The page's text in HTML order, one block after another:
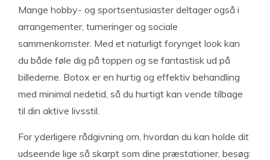
Mange hobby- og sportsentusiaster deltager også i
arrangementer, turneringer og sociale
sammenkomster. Med et naturligt forynget look kan
du både føle dig på toppen og se fantastisk ud på
billederne. Botox er en hurtig og effektiv behandling
med minimal nedetid, så du hurtigt kan vende tilbage
til din aktive livsstil.
For yderligere rådgivning om, hvordan du kan holde dit
udseende lige så skarpt som dine præstationer, besøg: